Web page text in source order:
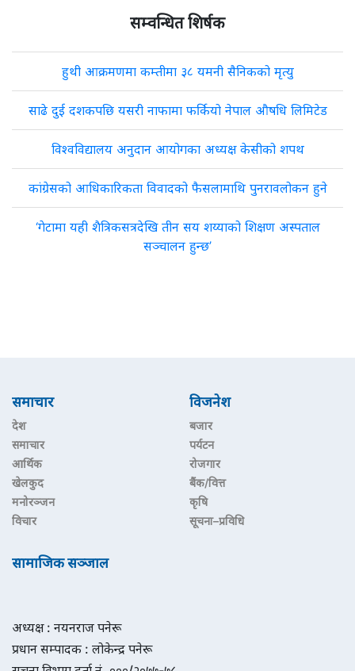
सम्वन्धित शिर्षक
हुथी आक्रमणमा कम्तीमा ३८ यमनी सैनिकको मृत्यु
साढे दुई दशकपछि यसरी नाफामा फर्कियो नेपाल औषधि लिमिटेड
विश्वविद्यालय अनुदान आयोगका अध्यक्ष केसीको शपथ
कांग्रेसको आधिकारिकता विवादको फैसलामाथि पुनरावलोकन हुने
‘गेटामा यही शैत्रिकसत्रदेखि तीन सय शय्याको शिक्षण अस्पताल
सञ्चालन हुन्छ’
समाचार
देश
समाचार
आर्थिक
खेलकुद
मनोरञ्जन
विचार
विजनेश
बजार
पर्यटन
रोजगार
बैंक/वित्त
कृषि
सूचना–प्रविधि
सामाजिक सञ्जाल
अध्यक्ष : नयनराज पनेरू
प्रधान सम्पादक : लोकेन्द्र पनेरू